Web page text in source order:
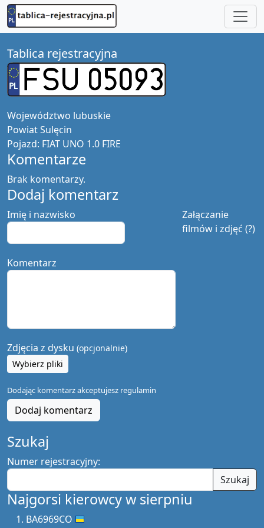
Tablica rejestracyjna
Województwo lubuskie
PowiatSulęcin
Pojazd: FIAT UNO 1.0 FIRE
Komentarze
Brak komentarzy.
Dodaj komentarz
Załączanie
filmów i zdjęć (?)
Imię i nazwisko
Komentarz
Zdjęcia z dysku (opcjonalnie)
Wybierz pliki
Dodając komentarz akceptujesz regulamin
Dodaj komentarz
Szukaj
Numer rejestracyjny:
Szukaj
Najgorsi kierowcy w sierpniu
BA6969CO